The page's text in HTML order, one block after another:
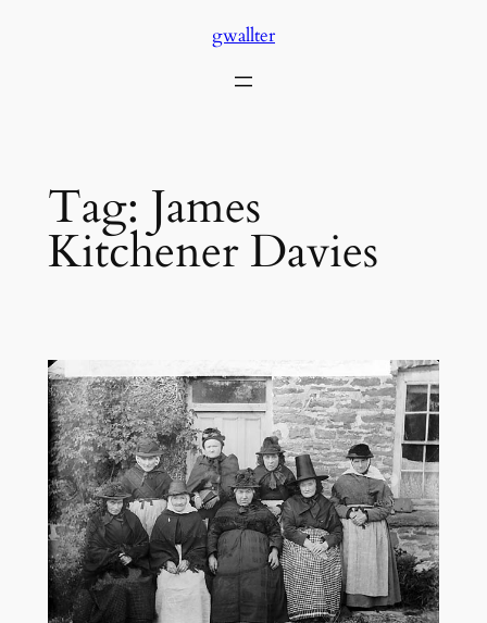
gwallter
Tag: James
Kitchener Davies